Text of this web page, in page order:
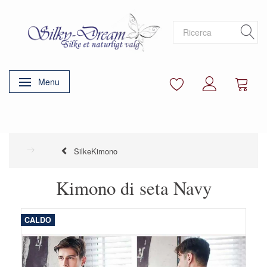
Attiva/disattiva navigazione
Menu
SilkeKimono
Kimono di seta Navy
CALDO